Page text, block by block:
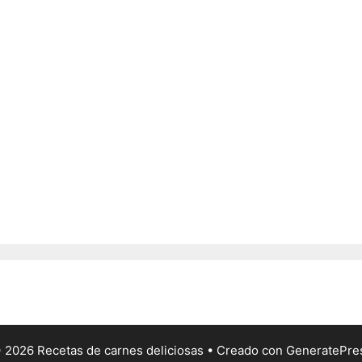
Recetas de carnes deliciosas • Creado con